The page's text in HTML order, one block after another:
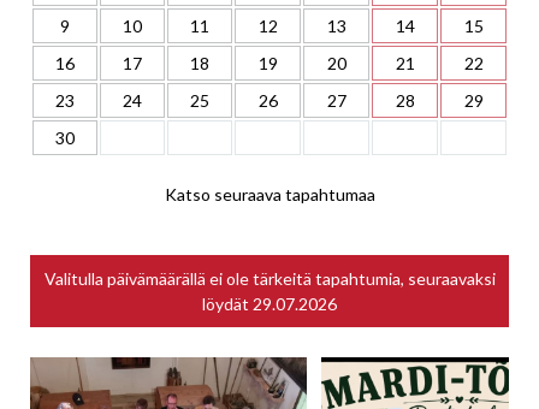
9
10 11 12 13 14
15
16
17 18 19 20 21
22
23
24 25 26 27 28
29
30
Katso seuraava tapahtumaa
Valitulla päivämäärällä ei ole tärkeitä tapahtumia, seuraavaksi
löydät 29.07.2026